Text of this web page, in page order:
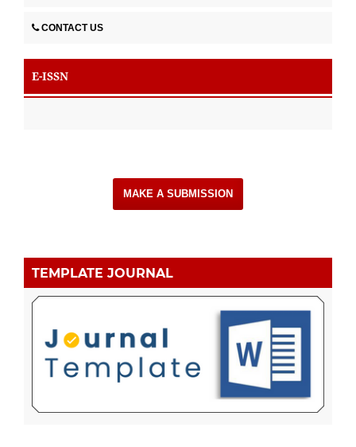
CONTACT US
E-ISSN
MAKE A SUBMISSION
TEMPLATE JOURNAL